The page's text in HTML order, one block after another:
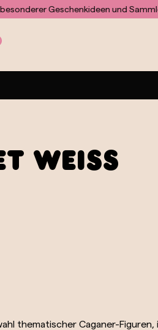
Geschenkideen und
Weiß
thematischer Caganer-